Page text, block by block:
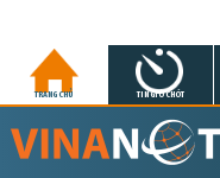
TRANG CHỦ TIN GIỜ CHÓT